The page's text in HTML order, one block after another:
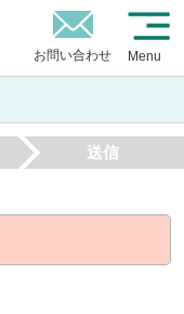
お問い合わせ Menu
送信